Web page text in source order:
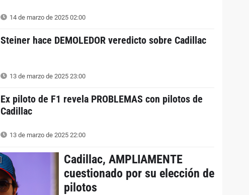
14 de marzo de 2025 02:00
Steiner hace DEMOLEDOR veredicto sobre Cadillac
13 de marzo de 2025 23:00
Ex piloto de F1 revela PROBLEMAS con pilotos de
Cadillac
13 de marzo de 2025 22:00
Cadillac, AMPLIAMENTE
cuestionado por su elección de
pilotos